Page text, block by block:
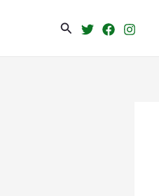
Search